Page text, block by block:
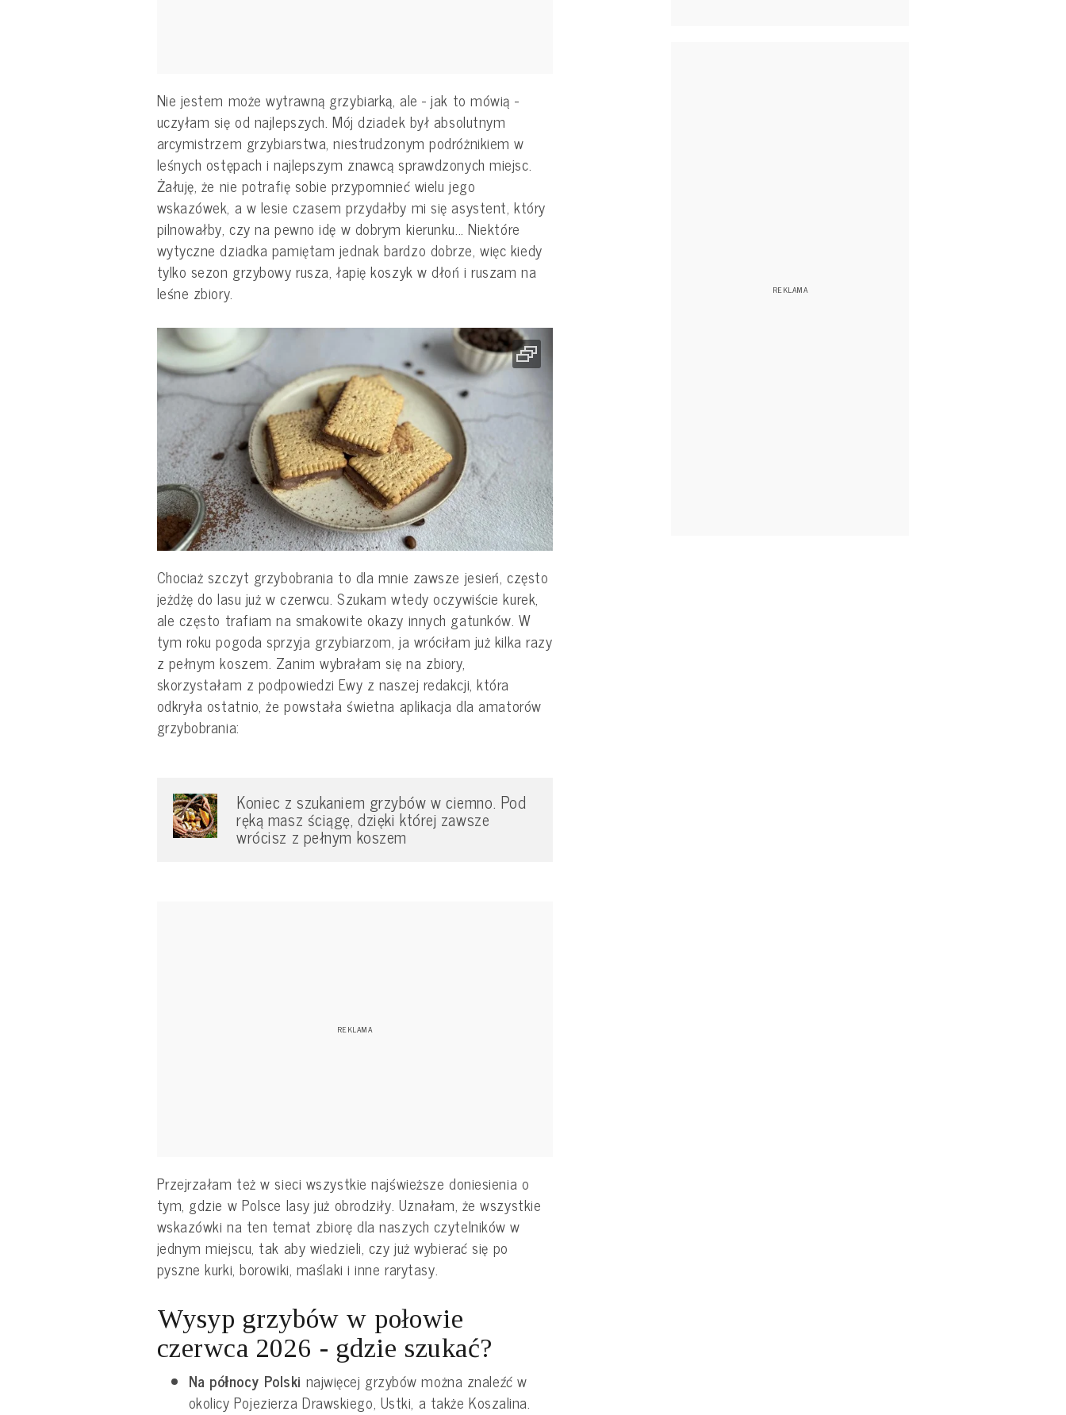
Nie jestem może wytrawną grzybiarką, ale - jak to mówią -
uczyłam się od najlepszych. Mój dziadek był absolutnym
arcymistrzem grzybiarstwa, niestrudzonym podróżnikiem w
leśnych ostępach i najlepszym znawcą sprawdzonych miejsc.
Żałuję, że nie potrafię sobie przypomnieć wielu jego
wskazówek, a w lesie czasem przydałby mi się asystent, który
pilnowałby, czy na pewno idę w dobrym kierunku... Niektóre
wytyczne dziadka pamiętam jednak bardzo dobrze, więc kiedy
tylko sezon grzybowy rusza, łapię koszyk w dłoń i ruszam na
leśne zbiory.
Chociaż szczyt grzybobrania to dla mnie zawsze jesień, często
jeżdżę do lasu już w czerwcu. Szukam wtedy oczywiście kurek,
ale często trafiam na smakowite okazy innych gatunków. W
tym roku pogoda sprzyja grzybiarzom, ja wróciłam już kilka razy
z pełnym koszem. Zanim wybrałam się na zbiory,
skorzystałam z podpowiedzi Ewy z naszej redakcji, która
odkryła ostatnio, że powstała świetna aplikacja dla amatorów
grzybobrania:
Koniec z szukaniem grzybów w ciemno. Pod
ręką masz ściągę, dzięki której zawsze
wrócisz z pełnym koszem
Przejrzałam też w sieci wszystkie najświeższe doniesienia o
tym, gdzie w Polsce lasy już obrodziły. Uznałam, że wszystkie
wskazówki na ten temat zbiorę dla naszych czytelników w
jednym miejscu, tak aby wiedzieli, czy już wybierać się po
pyszne kurki, borowiki, maślaki i inne rarytasy.
Wysyp grzybów w połowie
czerwca 2026 - gdzie szukać?
Na północy Polski najwięcej grzybów można znaleźć w
okolicy Pojezierza Drawskiego, Ustki, a także Koszalina.